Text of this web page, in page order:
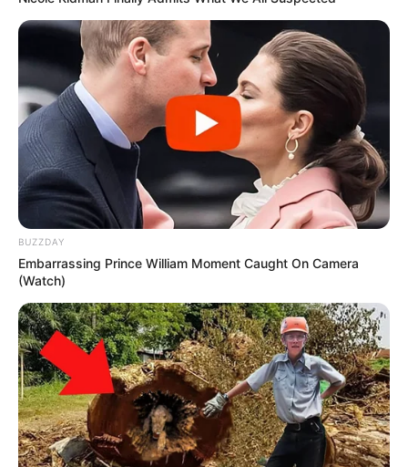
BUZZDAY
Embarrassing Prince William Moment Caught On Camera
(Watch)